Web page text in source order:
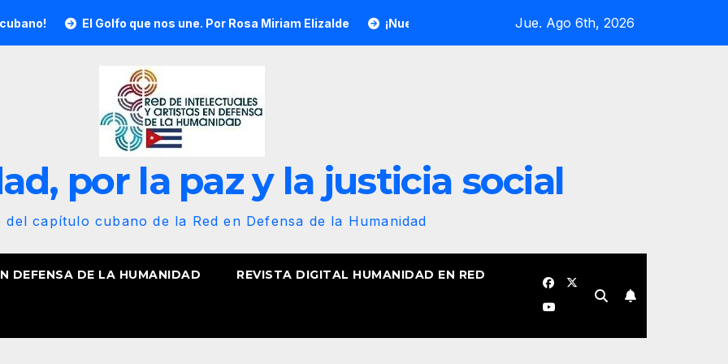
El Golfo que nos une. Por Rosa Miriam Elizalde ¡Nuestra bandera revolucionaria no se plegará jamás! Por Bruno
Jue. Ago 6th, 2026
por la paz y la justicia social
del capítulo cubano de la Red en Defensa de la Humanidad
DEFENSA DE LA HUMANIDAD REVISTA DIGITAL HUMANIDAD EN RED